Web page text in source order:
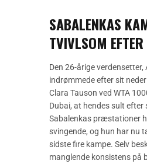
SABALENKAS
TVIVLSOM EFTER
Den 26-årige verdensetter,
indrømmede efter sit
Clara Tauson ved WTA
Dubai, at hendes sult efter
Sabalenkas præstationer
svingende, og hun har nu
sidste fire kampe. Selv
manglende konsistens på